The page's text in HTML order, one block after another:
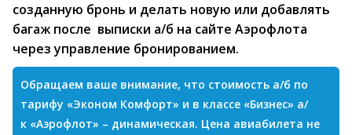
созданную бронь и делать новую или добавлять
багаж после выписки а/б на сайте Аэрофлота
через управление бронированием.
Обращаем ваше внимание, что стоимость а/б по
тарифу «Эконом Комфорт» и в классе «Бизнес» а/
к «Аэрофлот» – динамическая. Цена авиабилета не